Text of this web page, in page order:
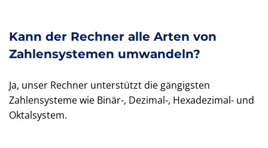
Kann der Rechner alle Arten von
Zahlensystemen umwandeln?
Ja, unser Rechner unterstützt die gängigsten
Zahlensysteme wie Binär-, Dezimal-, Hexadezimal- und
Oktalsystem.